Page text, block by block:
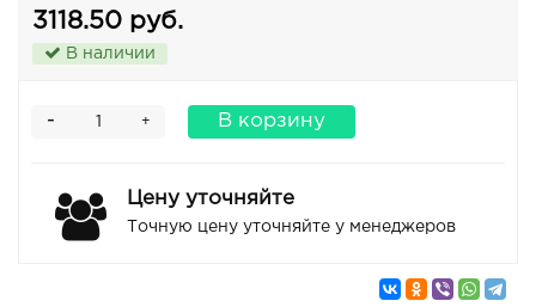
3118.50 руб.
В наличии
+
- В корзину
Цену уточняйте
Точную цену уточняйте у менеджеров